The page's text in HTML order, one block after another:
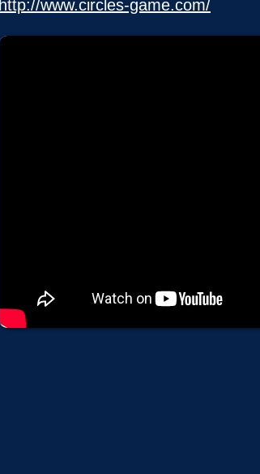
http://www.circles-game.com/